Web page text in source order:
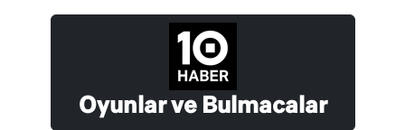
Oyunlar ve Bulmacalar